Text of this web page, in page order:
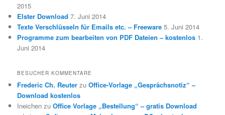
2015
Elster Download 7. Juni 2014
Texte Verschlüsseln für Emails etc. – Freeware 5. Juni 2014
Programme zum bearbeiten von PDF Dateien – kostenlos 1.
Juni 2014
BESUCHER KOMMENTARE
Frederic Ch. Reuter zuOffice-Vorlage „Gesprächsnotiz“ –
Download kostenlos
Ineichen zuOffice Vorlage „Bestellung“ – gratis Download